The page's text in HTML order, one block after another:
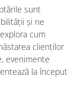
sunt
și ne
cum
clienților
evenimente
la început